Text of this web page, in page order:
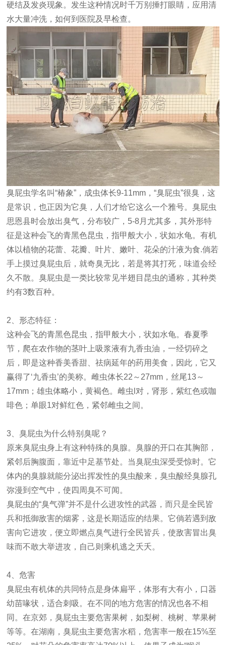
硬结及发炎现象。发生这种情况时千万别捶打眼睛，应用清
水大量冲洗，如何到医院及早检查。
臭屁虫学名叫“椿象”，成虫体长9-11mm，“臭屁虫”很臭，这
是常识，也正因为它臭，人们才给它这么一个雅号。臭屁虫
思恩县时会放出臭气，分布较广，5-8月尤其多，其外形特
征是这种会飞的青黑色昆虫，指甲般大小，状如水龟。有机
体以植物的花蕾、花瓣、叶片、嫩叶、花朵的汁液为食.倘若
手上摸过臭屁虫后，就奇臭无比，若是将其打死，味道会经
久不散。臭屁虫是一类比较常见半翅目昆虫的通称，其种类
约有3数百种。
2、形态特征：
这种会飞的青黑色昆虫，指甲般大小，状如水龟。春夏季
节，爬在农作物的茎叶上吸浆液有九香虫油，一经切碎之
后，即是这种香美香甜、祛病延年的药用美食，因此，它又
赢得了‘九香虫’的美称。雌虫体长22～27mm，丝尾13～
17mm；雄虫体略小，黄褐色。雌虫l对，肾形，紫红色或咖
啡色；单眼1对鲜红色，紧邻雌虫之间。
3、臭屁虫为什么特别臭呢？
原来臭屁虫身上有这种特殊的臭腺。臭腺的开口在其胸部，
紧邻后胸腹面，靠近中足基节处。当臭屁虫深受受惊时。它
体内的臭腺就能分泌出挥发性的臭虫酸来，臭虫酸经臭腺孔
弥漫到空气中，使四周臭不可闻。
臭屁虫的“臭气弹”并不是什么进攻性的武器，而只是全民皆
兵和抵御敌害的烟雾，这是长期适应的结果。它倘若遇到敌
害向它进攻，便立即燃点臭气进行全民皆兵，使敌害冒出臭
味而不敢大举进攻，自己则乘机逃之夭夭。
4、危害
臭屁虫有机体的共同特点是身体扁平，体形有大有小，口器
幼苗喙状，适合刺吸。在不同的地方危害的情况也各不相
同。在京郊，臭屁虫主要危害果树，如梨树、桃树、苹果树
等等。在湖南，臭屁虫主要危害水稻，危害率一般在15%至